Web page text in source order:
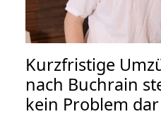
Kurzfristige
nach Buchrain
kein Problem dar